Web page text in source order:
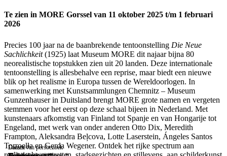
Locatie*
Datum van persbezoek
Te zien in MORE Gorssel van 11 oktober 2025 t/m 1 februari
2026
Precies 100 jaar na de baanbrekende tentoonstelling Die Neue
Sachlichkeit(1925) laat Museum MORE dit najaar bijna 80
neorealistische topstukken zien uit 20 landen. Deze internationale
tentoonstelling is allesbehalve een reprise, maar biedt een nieuwe
blik op het realisme in Europa tussen de Wereldoorlogen. In
samenwerking met Kunstsammlungen Chemnitz – Museum
Gunzenhauser in Duitsland brengt MORE grote namen en vergeten
stemmen voor het eerst op deze schaal bijeen in Nederland. Met
kunstenaars afkomstig van Finland tot Spanje en van Hongarije tot
Engeland, met werk van onder anderen Otto Dix, Meredith
Frampton, Aleksandra Beļcova, Lotte Laserstein, Ángeles Santos
Torroella en Gerda Wegener. Ontdek het rijke spectrum aan